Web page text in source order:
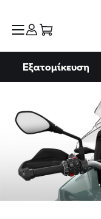
Εξατομίκευση